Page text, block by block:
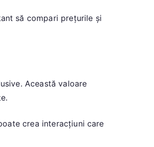
să compari prețurile și
Această valoare
crea interacțiuni care